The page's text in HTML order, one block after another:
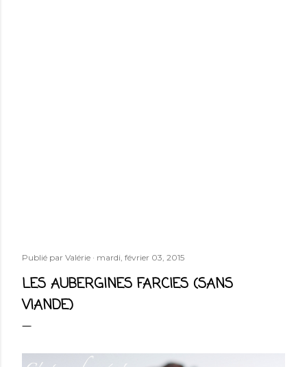
Publié par Valérie mardi, février 03, 2015
LES AUBERGINES FARCIES (SANS
VIANDE)